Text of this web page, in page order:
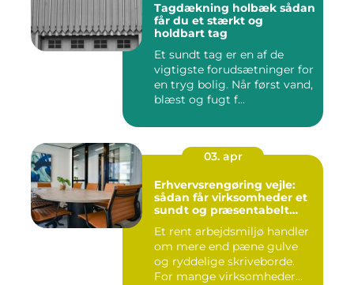
Tagdækning holbæk sådan
får du et stærkt og
holdbart tag
Et sundt tag er en af de
vigtigste forudsætninger for
en tryg bolig. Når først vand,
blæst og fugt f...
03. apr
Erhvervsrengøring vejle:
sådan får virksomheder et
sundt og præsentabelt
Et rent arbejdsmiljø handler
om mere end pæne gulve
og ryddelige skriveborde.
For mange virksomheder...